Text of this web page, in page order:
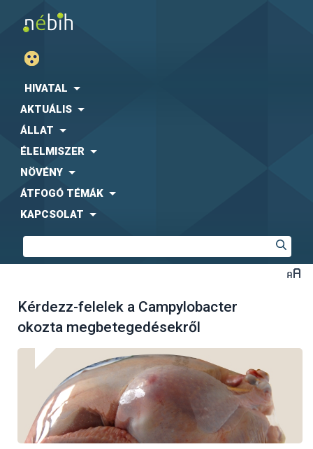
HIVATAL
AKTUÁLIS
ÁLLAT
ÉLELMISZER
NÖVÉNY
ÁTFOGÓ TÉMÁK
KAPCSOLAT
Kérdezz-felelek a Campylobacter
okozta megbetegedésekről